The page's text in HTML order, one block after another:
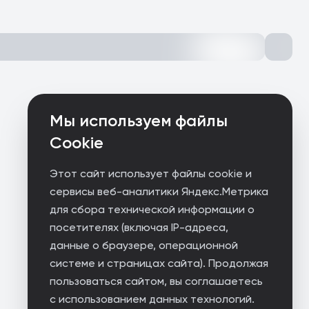
Мы используем файлы
Cookie
Этот сайт использует файлы cookie и
сервисы веб-аналитики Яндекс.Метрика
для сбора технической информации о
посетителях (включая IP-адреса,
данные о браузере, операционной
системе и страницах сайта). Продолжая
пользоваться сайтом, вы соглашаетесь
с использованием данных технологий.